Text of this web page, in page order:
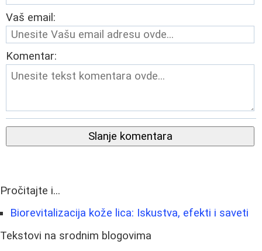
Vaš email:
Komentar:
Slanje komentara
Pročitajte i...
Biorevitalizacija kože lica: Iskustva, efekti i saveti
Tekstovi na srodnim blogovima